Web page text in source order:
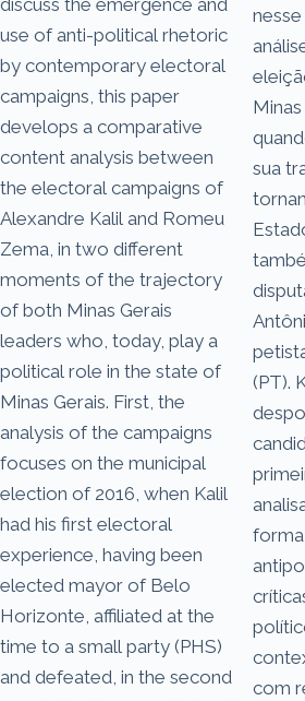
use of anti-political rhetoric
by contemporary electoral
campaigns, this paper
develops a comparative
content analysis between
the electoral campaigns of
Alexandre Kalil and Romeu
Zema, in two different
moments of the trajectory
of both Minas Gerais
leaders who, today, play a
political role in the state of
Minas Gerais. First, the
analysis of the campaigns
focuses on the municipal
election of 2016, when Kalil
had his first electoral
experience, having been
elected mayor of Belo
Horizonte, affiliated at the
time to a small party (PHS)
and defeated, in the second
Minas
sua
(PT).
forma
com